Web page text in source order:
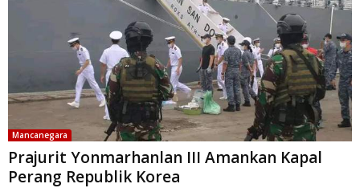
Mancanegara
Prajurit Yonmarhanlan III Amankan Kapal
Perang Republik Korea